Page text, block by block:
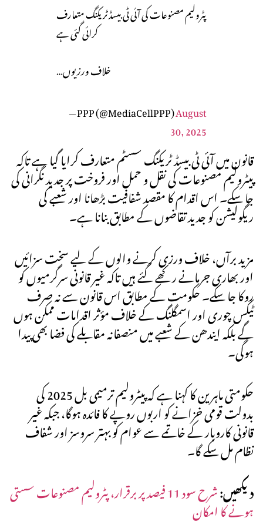
پٹرولیم مصنوعات کی آئی ٹی بیسڈ ٹریکنگ متعارف
کرائی گئی ہے
خلاف ورزیوں…
— PPP (@MediaCellPPP)August
30, 2025
قانون میں آئی ٹی بیسڈ ٹریکنگ سسٹم متعارف کرایا گیا ہے تاکہ
پیٹرولیم مصنوعات کی نقل و حمل اور فروخت پر جدید نگرانی کی
جا سکے۔ اس اقدام کا مقصد شفافیت بڑھانا اور شعبے کی
ریگولیشن کو جدید تقاضوں کے مطابق بنانا ہے۔
مزید برآں، خلاف ورزی کرنے والوں کے لیے سخت سزائیں
اور بھاری جرمانے رکھے گئے ہیں تاکہ غیر قانونی سرگرمیوں کو
روکا جا سکے۔ حکومت کے مطابق اس قانون سے نہ صرف
ٹیکس چوری اور اسمگلنگ کے خلاف مؤثر اقدامات ممکن ہوں
گے بلکہ ایندھن کے شعبے میں منصفانہ مقابلے کی فضا بھی پیدا
ہوگی۔
حکومتی ماہرین کا کہنا ہے کہ پیٹرولیم ترمیمی بل 2025 کی
بدولت قومی خزانے کو اربوں روپے کا فائدہ ہوگا، جبکہ غیر
قانونی کاروبار کے خاتمے سے عوام کو بہتر سروسز اور شفاف
نظام مل سکے گا۔
دیکھیں:
شرح سود 11 فیصد پر برقرار، پٹرولیم مصنوعات سستی
ہونے کا امکان